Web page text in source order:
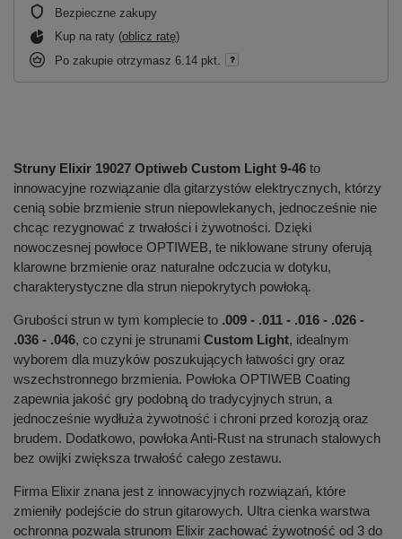
Bezpieczne zakupy
Kup na raty (oblicz ratę)
Po zakupie otrzymasz 6.14 pkt.
Struny Elixir 19027 Optiweb Custom Light 9-46 to
innowacyjne rozwiązanie dla gitarzystów elektrycznych, którzy
cenią sobie brzmienie strun niepowlekanych, jednocześnie nie
chcąc rezygnować z trwałości i żywotności. Dzięki
nowoczesnej powłoce OPTIWEB, te niklowane struny oferują
klarowne brzmienie oraz naturalne odczucia w dotyku,
charakterystyczne dla strun niepokrytych powłoką.
Grubości strun w tym komplecie to .009 - .011 - .016 - .026 -
.036 - .046, co czyni je strunami Custom Light, idealnym
wyborem dla muzyków poszukujących łatwości gry oraz
wszechstronnego brzmienia. Powłoka OPTIWEB Coating
zapewnia jakość gry podobną do tradycyjnych strun, a
jednocześnie wydłuża żywotność i chroni przed korozją oraz
brudem. Dodatkowo, powłoka Anti-Rust na strunach stalowych
bez owijki zwiększa trwałość całego zestawu.
Firma Elixir znana jest z innowacyjnych rozwiązań, które
zmieniły podejście do strun gitarowych. Ultra cienka warstwa
ochronna pozwala strunom Elixir zachować żywotność od 3 do